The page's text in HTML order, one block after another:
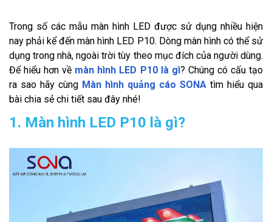
Trong số các mẫu màn hình LED được sử dụng nhiều hiện
nay phải kể đến màn hình LED P10. Dòng màn hình có thể sử
dụng trong nhà, ngoài trời tùy theo mục đích của người dùng.
Để hiểu hơn về màn hình LED P10 là gì? Chúng có cấu tạo
ra sao hãy cùng Màn hình quảng cáo SONA tìm hiểu qua
bài chia sẻ chi tiết sau đây nhé!
1. Màn hình LED P10 là gì?